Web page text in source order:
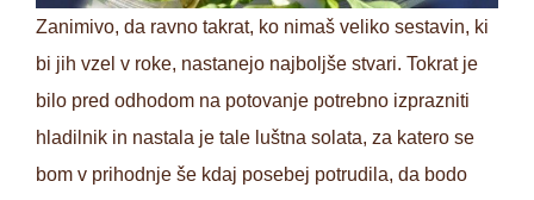
Zanimivo, da ravno takrat, ko nimaš veliko sestavin, ki
bi jih vzel v roke, nastanejo najboljše stvari. Tokrat je
bilo pred odhodom na potovanje potrebno izprazniti
hladilnik in nastala je tale luštna solata, za katero se
bom v prihodnje še kdaj posebej potrudila, da bodo